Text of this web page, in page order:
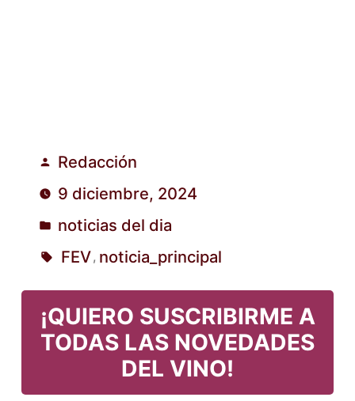
Publicado
por
Redacción
9 diciembre, 2024
Publicado
en
noticias del dia
FEV, noticia_principal
¡QUIERO SUSCRIBIRME A
TODAS LAS NOVEDADES
DEL VINO!